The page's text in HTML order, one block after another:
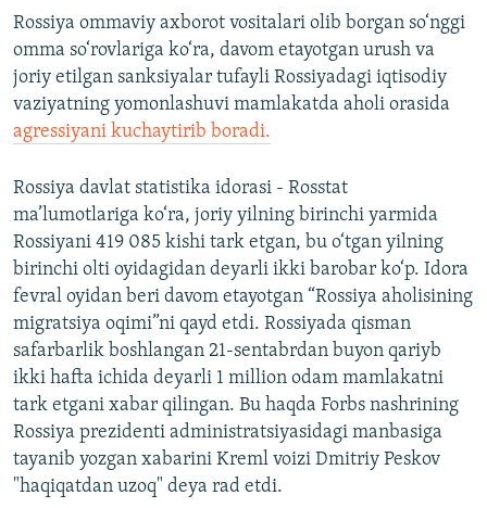
Rossiya ommaviy axborot vositalari olib borgan so‘nggi
omma so‘rovlariga ko‘ra, davom etayotgan urush va
joriy etilgan sanksiyalar tufayli Rossiyadagi iqtisodiy
vaziyatning yomonlashuvi mamlakatda aholi orasida
agressiyani kuchaytirib boradi.
Rossiya davlat statistika idorasi - Rosstat
ma’lumotlariga ko‘ra, joriy yilning birinchi yarmida
Rossiyani 419 085 kishi tark etgan, bu o‘tgan yilning
birinchi olti oyidagidan deyarli ikki barobar ko‘p. Idora
fevral oyidan beri davom etayotgan “Rossiya aholisining
migratsiya oqimi”ni qayd etdi. Rossiyada qisman
safarbarlik boshlangan 21-sentabrdan buyon qariyb
ikki hafta ichida deyarli 1 million odam mamlakatni
tark etgani xabar qilingan. Bu haqda Forbs nashrining
Rossiya prezidenti administratsiyasidagi manbasiga
tayanib yozgan xabarini Kreml voizi Dmitriy Peskov
"haqiqatdan uzoq" deya rad etdi.